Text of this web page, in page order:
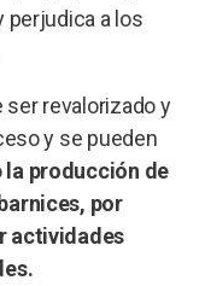
perjudica a los
revalorizado y
y se pueden
la producción de
por
actividades